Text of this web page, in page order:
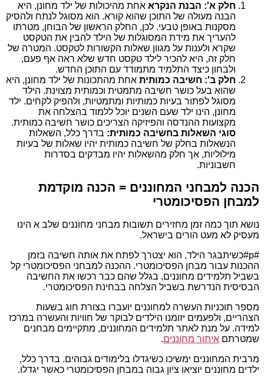
חלק א': הבנת הנקרא אחת מהיכולות של ילד מחונן, היא
הבנה מעולה של התוכן שהוא קורא. הוא מסוגל לנתח ולהסיק
מסקנות באופן טבעי. לכן, החלק הראשון של הבוחן, מטרתו
להעריך את מידת המסוגלות של הילד להבין את הטקסט
שקרא ולענות על מגוון שאלות הקשורות לטקסט. המטרה של
חלק זה, היא להכיר לילד טקסט חדש שלא ראה אף פעם,
ולבחון כיצד התלמיד מתמודד עם התוכן החדש.
חלק ב': חשיבה כמותית אחת מהתכונות של ילד מחונן, היא
שהוא בעל כושר חשיבה מתמטית וכמותית מצוינת. הילד
מסוגל לפתור בעיות כמותיות ומתמטיות, ולהפיק לקחים. ילד
מחונן, הינו ילד שעם השנים יוכל ללמוד בהצלחה את
מקצועות ההנדסה והפיזיקה הצריכים כושר חשיבה כמותית.
סוגי השאלות בחשיבה כמותית: בדרך כלל, השאלות
הנשאלות בחלק של חשיבה כמותית יהיו שאלות של בעיות
מילוליות, אך חלק מהשאלות יהיו מבדקים בסדרות
חשבוניות.
הכנה למבחני המחוננים = הכנה מוקדמת
למבחן הפסיכומטרי
נושא תוך כמה זמן מחזירים תשובות מבחני מחוננים שלב א הינו
מעסיק לא מעט הורים בישראל.
#p#כשיתבגר הילד, הוא יצטרך לפתח את אותה חשיבה בזמן
ההכנות עבור מבחן הפסיכומטרי. ההכנה למבחני הפסיכומטרי קל
בשביל תלמידים מחוננים, בגלל שהם כבר רכשו את החשיבה
הבסיסית הנדרשת בשביל הצלחה בבחינת הפסיכומטרי.
מספר תוכניות העשרה למחוננים יועברו בצורת חוג בשעות
הצהריים, ולפעמים יזומנו הילדים לבוקר של חוויות והעשרה במרכז
למידה. על מנת לאתר תלמידים המחוננים, מתקיימים מבחנים
שמטרתם איתור מחוננים.
מרבית המחוננים ימשיכו כשיגדלו בלימודים גבוהים. בדרך כלל,
ילדים מחוננים יוציאו ציון גבוה במבחן הפסיכומטרי כאשר יגדלו.